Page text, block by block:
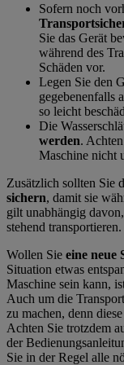
Sofern noch
Sie das Gerät
während des
Schäden vor.
Legen Sie den
gegebenenfalls
so leicht
Die
werden.
Maschine nicht
Zusätzlich sollten Sie
sichern, damit sie
gilt unabhängig
stehend transportieren.
Wollen Sie eine neue
Situation etwas
Maschine sein kann,
Auch um die
zu machen, denn
Achten Sie trotzdem
der
Sie in der Regel alle